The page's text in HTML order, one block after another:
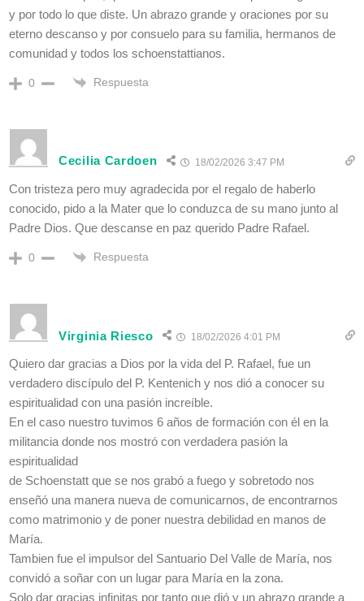
y por todo lo que diste. Un abrazo grande y oraciones por su
eterno descanso y por consuelo para su familia, hermanos de
comunidad y todos los schoenstattianos.
0 Respuesta
Cecilia Cardoen 18/02/2026 3:47 PM
Con tristeza pero muy agradecida por el regalo de haberlo
conocido, pido a la Mater que lo conduzca de su mano junto al
Padre Dios. Que descanse en paz querido Padre Rafael.
0 Respuesta
Virginia Riesco 18/02/2026 4:01 PM
Quiero dar gracias a Dios por la vida del P. Rafael, fue un
verdadero discípulo del P. Kentenich y nos dió a conocer su
espiritualidad con una pasión increíble.
En el caso nuestro tuvimos 6 años de formación con él en la
militancia donde nos mostró con verdadera pasión la
espiritualidad
de Schoenstatt que se nos grabó a fuego y sobretodo nos
enseñó una manera nueva de comunicarnos, de encontrarnos
como matrimonio y de poner nuestra debilidad en manos de
María.
Tambien fue el impulsor del Santuario Del Valle de María, nos
convidó a soñar con un lugar para María en la zona.
Solo dar gracias infinitas por tanto que dió y un abrazo grande a